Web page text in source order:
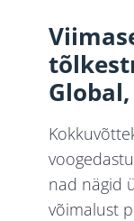
nad nägid
võimalust